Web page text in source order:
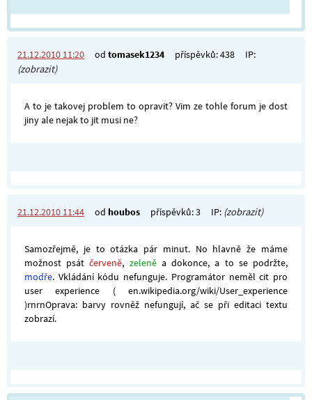
21.12.2010 11:20 od tomasek1234 příspěvků: 438
IP:
(zobrazit)
A to je takovej problem to opravit? Vim ze tohle forum je dost
jiny ale nejak to jit musi ne?
21.12.2010 11:44 od houbos příspěvků: 3 IP: (zobrazit)
Samozřejmě, je to otázka pár minut. No hlavně že máme
možnost psátčerveně, zeleněa dokonce, a to se podržte,
modře. Vkládání kódu nefunguje. Programátor neměl cit pro
user experience ( en.wikipedia.org/wiki/User_experience
)rnrnOprava: barvy rovněž nefungují, ač se při editaci textu
zobrazí.